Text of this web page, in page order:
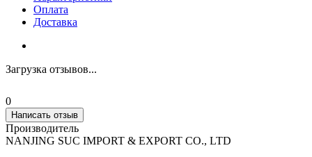
Оплата
Доставка
Загрузка отзывов...
0
Написать отзыв
Производитель
NANJING SUC IMPORT & EXPORT CO., LTD